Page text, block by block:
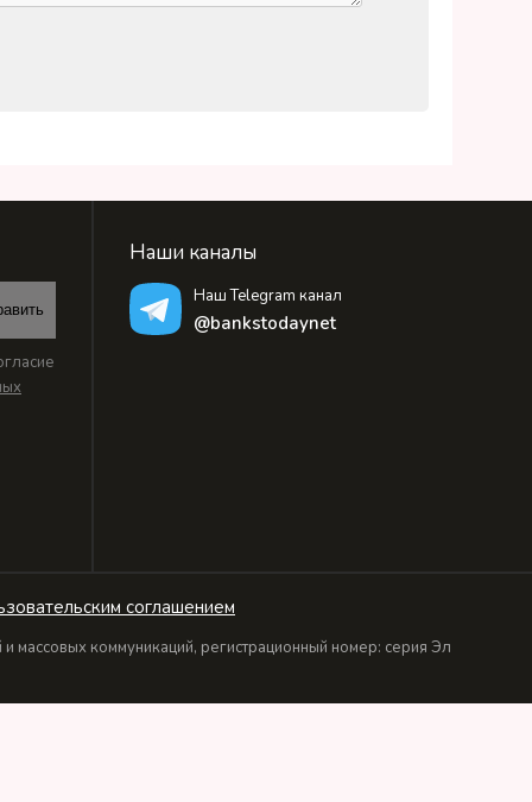
Наши каналы
Наш Telegram канал
@bankstodaynet
соглашением
коммуникаций, регистрационный номер: серия Эл